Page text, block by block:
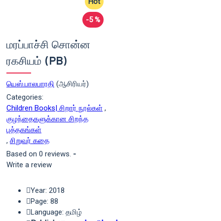
-5 %
மரப்பாச்சி சொன்ன
ரகசியம் (PB)
யெஸ்.பாலபாரதி (ஆசிரியர்)
Categories:
Children Books| சிறார் நூல்கள் ,
குழந்தைகளுக்கான சிறந்த
புத்தகங்கள்
, சிறுவர் கதை
Based on 0 reviews. -
Write a review
Year: 2018
Page: 88
Language: தமிழ்